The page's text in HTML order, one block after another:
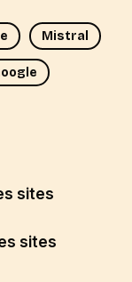
Mistral
sites
sites